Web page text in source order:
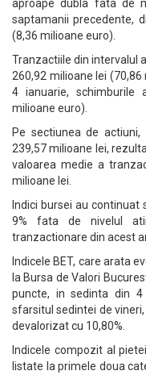
aproape dubla fata de
saptamanii precedente,
(8,36 milioane euro).
Tranzactiile din intervalul
260,92 milioane lei
4 ianuarie, schimburile
milioane euro).
Pe sectiunea de
239,57 milioane lei,
valoarea medie a
milioane lei.
Indici bursei au
9% fata de nivelul
tranzactionare din acest
Indicele BET, care arata
la Bursa de Valori
puncte, in sedinta din 4
sfarsitul sedintei de
devalorizat cu 10,80%.
Indicele compozit al
listate la primele doua